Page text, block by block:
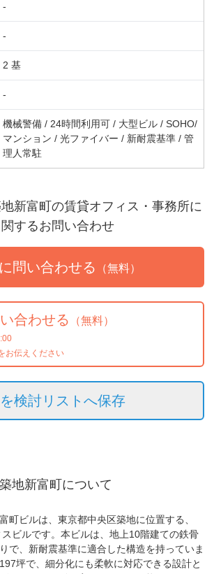
-
-
2 基
-
機械警備 / 24時間利用可 / 大型ビル / SOHO/
マンション / 光ファイバー / 新耐震基準 / 管
理人常駐
新富町 の賃貸オフィス・事務所に
関するお問い合わせ
問い合わせる （無料）
合わせる （無料）
お伝えください
検討リストへ保存
地新富町 について
町ビルは、東京都中央区築地に位置する、
ビルです。本ビルは、地上10階建ての鉄骨
で、新耐震基準に適合した構造を持っていま
坪で、細分化にも柔軟に対応できる設計と